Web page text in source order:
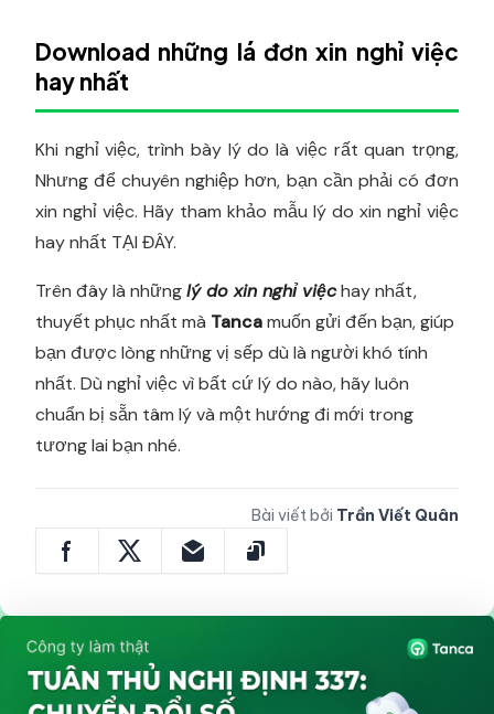
Download những lá đơn xin nghỉ việc
hay nhất
Khi nghỉ việc, trình bày lý do là việc rất quan trọng,
Nhưng để chuyên nghiệp hơn, bạn cần phải có đơn
xin nghỉ việc. Hãy tham khảo mẫu lý do xin nghỉ việc
hay nhất TẠI ĐÂY.
Trên đây là nhữnglý do xin nghỉ việchay nhất,
thuyết phục nhất mà Tancamuốn gửi đến bạn, giúp
bạn được lòng những vị sếp dù là người khó tính
nhất. Dù nghỉ việc vì bất cứ lý do nào, hãy luôn
chuẩn bị sẵn tâm lý và một hướng đi mới trong
tương lai bạn nhé.
Bài viết bởi Trần Viết Quân